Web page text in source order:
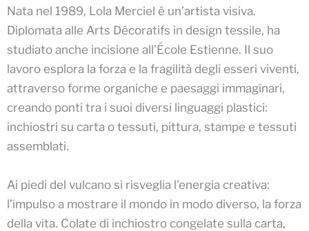
Nata nel 1989, Lola Merciel è un’artista visiva.
Diplomata alle Arts Décoratifs in design tessile, ha
studiato anche incisione all’École Estienne. Il suo
lavoro esplora la forza e la fragilità degli esseri viventi,
attraverso forme organiche e paesaggi immaginari,
creando ponti tra i suoi diversi linguaggi plastici:
inchiostri su carta o tessuti, pittura, stampe e tessuti
assemblati.
Ai piedi del vulcano si risveglia l’energia creativa:
l’impulso a mostrare il mondo in modo diverso, la forza
della vita. Colate di inchiostro congelate sulla carta,